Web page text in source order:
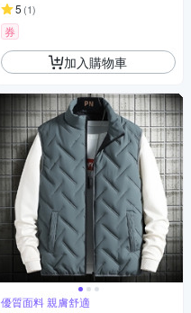
5 (1)
券
加入購物車
優質面料 親膚舒適